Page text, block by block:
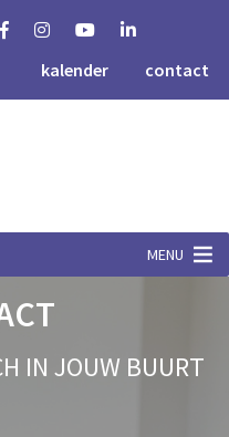
kalender
contact
MENU
IN JOUW BUURT